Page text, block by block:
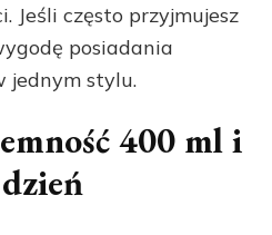
Jeśli często przyjmujesz
posiadania
jednym stylu.
400 ml i